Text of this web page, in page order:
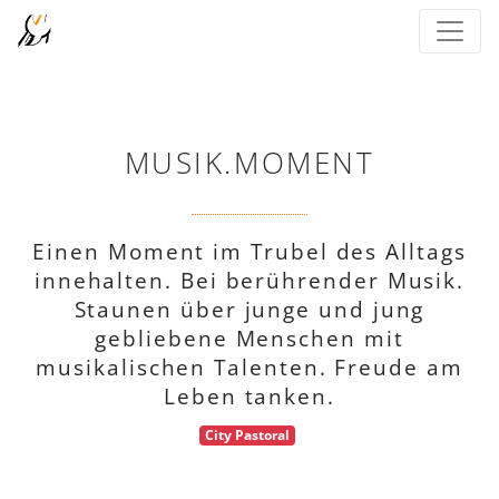
MUSIK.MOMENT
Einen Moment im Trubel des Alltags
innehalten. Bei berührender Musik.
Staunen über junge und jung
gebliebene Menschen mit
musikalischen Talenten. Freude am
Leben tanken.
City Pastoral